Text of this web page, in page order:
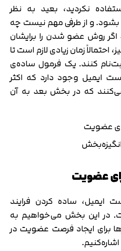
نکردید، بعید به نظر
و از طرفی مهم نیست چه
اگر روش عضو شدن را برایشان
احتمالاً زمان زیادی لازم است تا
کنند. یک فرمول ساده‌ی
ایمیل وجود دارد که اکثر
می‌کنند که در بخش بعد به آن
عضویت
عضویت
ایمیل، ساده کردن فرایند
در این بخش می‌خواهیم به
برای ایجاد فرصت عضویت در
اشاره‌کنیم.